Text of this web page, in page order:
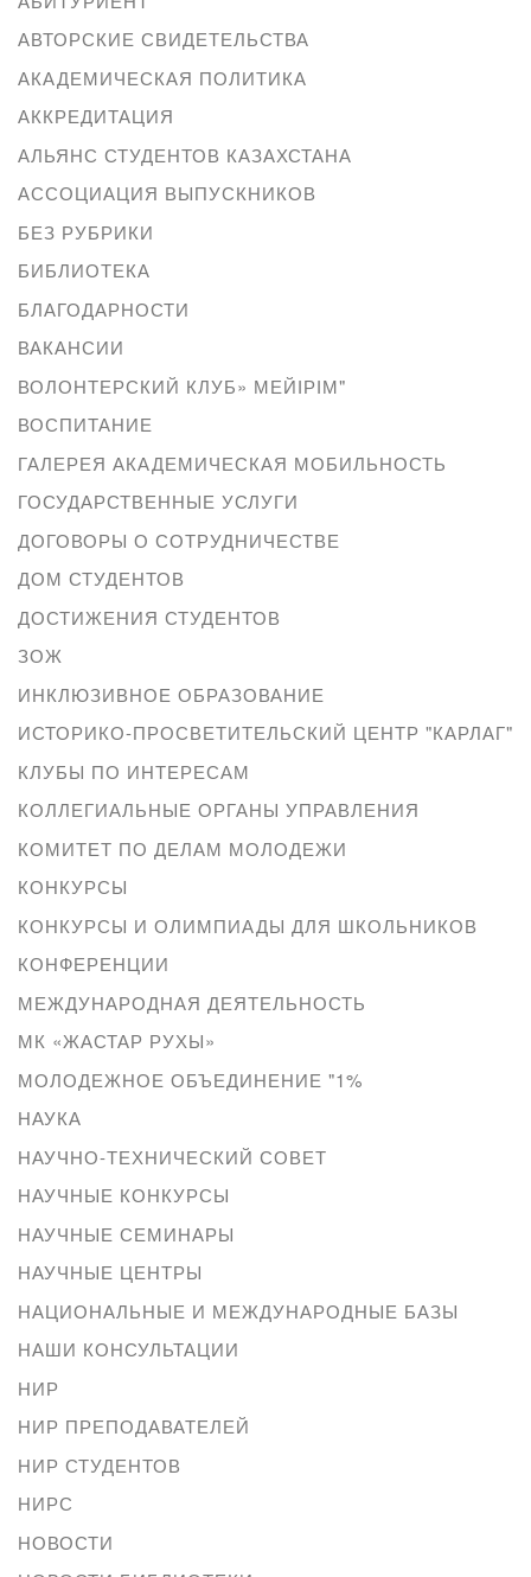
АВТОРСКИЕ СВИДЕТЕЛЬСТВА
АКАДЕМИЧЕСКАЯ ПОЛИТИКА
АККРЕДИТАЦИЯ
АЛЬЯНС СТУДЕНТОВ КАЗАХСТАНА
АССОЦИАЦИЯ ВЫПУСКНИКОВ
БЕЗ РУБРИКИ
БИБЛИОТЕКА
БЛАГОДАРНОСТИ
ВАКАНСИИ
ВОЛОНТЕРСКИЙ КЛУБ» МЕЙІРІМ"
ВОСПИТАНИЕ
ГАЛЕРЕЯ АКАДЕМИЧЕСКАЯ МОБИЛЬНОСТЬ
ГОСУДАРСТВЕННЫЕ УСЛУГИ
ДОГОВОРЫ О СОТРУДНИЧЕСТВЕ
ДОМ СТУДЕНТОВ
ДОСТИЖЕНИЯ СТУДЕНТОВ
ЗОЖ
ИНКЛЮЗИВНОЕ ОБРАЗОВАНИЕ
ИСТОРИКО-ПРОСВЕТИТЕЛЬСКИЙ ЦЕНТР "КАРЛАГ"
КЛУБЫ ПО ИНТЕРЕСАМ
КОЛЛЕГИАЛЬНЫЕ ОРГАНЫ УПРАВЛЕНИЯ
КОМИТЕТ ПО ДЕЛАМ МОЛОДЕЖИ
КОНКУРСЫ
КОНКУРСЫ И ОЛИМПИАДЫ ДЛЯ ШКОЛЬНИКОВ
КОНФЕРЕНЦИИ
МЕЖДУНАРОДНАЯ ДЕЯТЕЛЬНОСТЬ
МК «ЖАСТАР РУХЫ»
МОЛОДЕЖНОЕ ОБЪЕДИНЕНИЕ "1%
НАУКА
НАУЧНО-ТЕХНИЧЕСКИЙ СОВЕТ
НАУЧНЫЕ КОНКУРСЫ
НАУЧНЫЕ СЕМИНАРЫ
НАУЧНЫЕ ЦЕНТРЫ
НАЦИОНАЛЬНЫЕ И МЕЖДУНАРОДНЫЕ БАЗЫ
НАШИ КОНСУЛЬТАЦИИ
НИР
НИР ПРЕПОДАВАТЕЛЕЙ
НИР СТУДЕНТОВ
НИРС
НОВОСТИ